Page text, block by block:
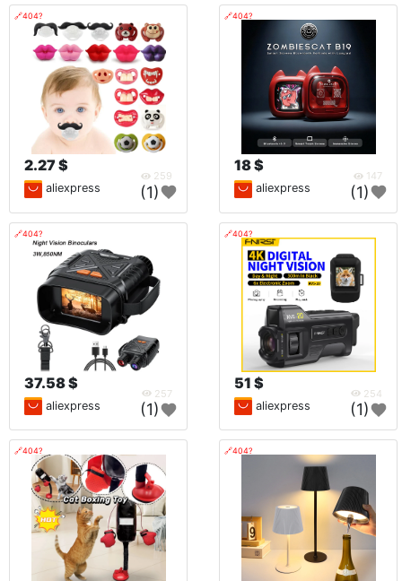
🔗404?
2.27 $
259
aliexpress (1)
🔗404?
18 $
147
aliexpress (1)
🔗404?
37.58 $
257
aliexpress (1)
🔗404?
51 $
254
aliexpress (1)
🔗404? 🔗404?